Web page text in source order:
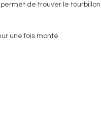
de trouver le
une fois monté